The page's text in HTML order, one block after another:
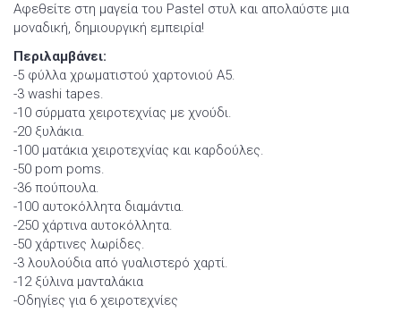
Αφεθείτε στη μαγεία του Pastel στυλ και απολαύστε μια
μοναδική, δημιουργική εμπειρία!
Περιλαμβάνει:
-5 φύλλα χρωματιστού χαρτονιού Α5.
-3 washi tapes.
-10 σύρματα χειροτεχνίας με χνούδι.
-20 ξυλάκια.
-100 ματάκια χειροτεχνίας και καρδούλες.
-50 pom poms.
-36 πούπουλα.
-100 αυτοκόλλητα διαμάντια.
-250 χάρτινα αυτοκόλλητα.
-50 χάρτινες λωρίδες.
-3 λουλούδια από γυαλιστερό χαρτί.
-12 ξύλινα μανταλάκια
-Οδηγίες για 6 χειροτεχνίες